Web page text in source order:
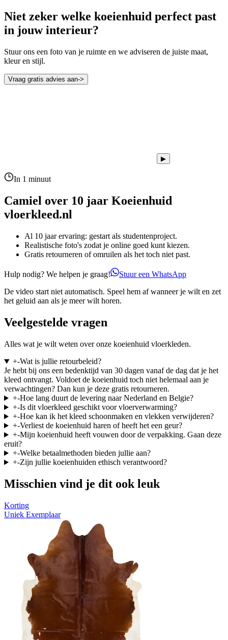
Niet zeker welke koeienhuid perfect past
in jouw interieur?
Stuur ons een foto van je ruimte en we adviseren de juiste maat,
kleur en stijl.
Vraag gratis advies aan->
▶
In 1 minuut
Camiel over 10 jaar Koeienhuid
vloerkleed.nl
Al 10 jaar ervaring: gestart als studentenproject.
Realistische foto's zodat je online goed kunt kiezen.
Gratis retourneren of omruilen als het toch niet past.
Hulp nodig? We helpen je graag!
Stuur een WhatsApp
De video start niet automatisch. Speel hem af wanneer je wilt en zet
het geluid aan als je meer wilt horen.
Veelgestelde vragen
Alles wat je wilt weten over onze koeienhuid vloerkleden.
+-Wat is jullie retourbeleid?
Je hebt bij ons een bedenktijd van 30 dagen vanaf de dag dat je het
kleed ontvangt. Voldoet de koeienhuid toch niet helemaal aan je
verwachtingen? Dan kun je deze gratis retourneren.
+-Hoe lang duurt de levering naar Nederland en Belgie?
+-Is dit vloerkleed geschikt voor vloerverwarming?
+-Hoe kan ik het kleed schoonmaken en vlekken verwijderen?
+-Verliest de koeienhuid haren of heeft het een geur?
+-Mijn koeienhuid heeft vouwen door de verpakking. Gaan deze
eruit?
+-Welke betaalmethoden bieden jullie aan?
+-Zijn jullie koeienhuiden ethisch verantwoord?
Misschien vind je dit ook leuk
Korting
Uniek Exemplaar